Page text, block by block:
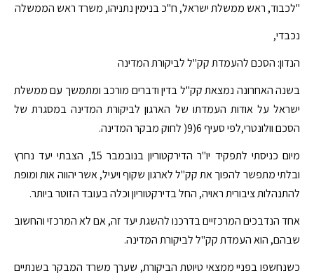
"לכבוד, ראש ממשלת ישראל, ח"כ בנימין נתניהו, משרד ראש הממשלה
נכבדי,
הנדון: הסכם להעמדת קק"ל לביקורת המדינה
בשנה האחרונה נמצאת קק"ל בדין ודברים מורכב ומתמשך עם ממשלת
ישראל על אודות העמדתו של הארגון לביקורת המדינה במסגרת של
הסכם וולונטרי,לפי סעיף 6(9( לחוק מבקר המדינה.
מיום כניסתי לתפקיד יו"ר הדירקטוריון בנובמבר 15', הצבתי יעד נחרץ
ובלתי מתפשר להפוך את קק"ל לארגון שקוף ויעיל, אשר יהווה אות ומופת
להתנהלות ציבורית ראויה, החל בדירקטוריון וכלה בעובד הזוטר ביותר.
אחד הנדבכים המרכזיים בדרכנו להשגת יעד זה, אם לא המרכזי והחשוב
שבהם, הוא העמדת קק"ל לביקורת המדינה.
כשנחשפו בפניי ממצאי טיוטת הביקורת, שערך משרד המבקר בשנתיים